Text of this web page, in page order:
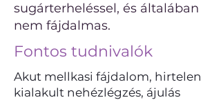
sugárterheléssel, és általában
nem fájdalmas.
Fontos tudnivalók
Akut mellkasi fájdalom, hirtelen
kialakult nehézlégzés, ájulás